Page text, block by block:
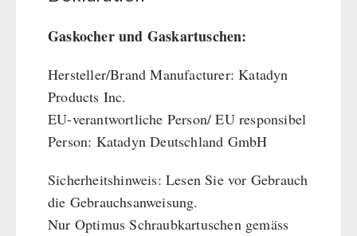
Gaskocher und Gaskartuschen:
Hersteller/Brand Manufacturer: Katadyn
Products Inc.
EU-verantwortliche Person/ EU responsibel
Person: Katadyn Deutschland GmbH
Sicherheitshinweis: Lesen Sie vor Gebrauch
die Gebrauchsanweisung.
Nur Optimus Schraubkartuschen gemäss